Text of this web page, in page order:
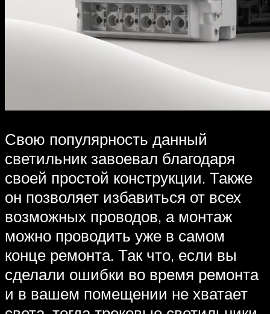
Свою популярность данный
светильник завоевал благодаря
своей простой конструкции. Также
он позволяет избавиться от всех
возможных проводов, а монтаж
можно проводить уже в самом
конце ремонта. Так что, если вы
сделали ошибки во время ремонта
и в вашем помещении не хватает